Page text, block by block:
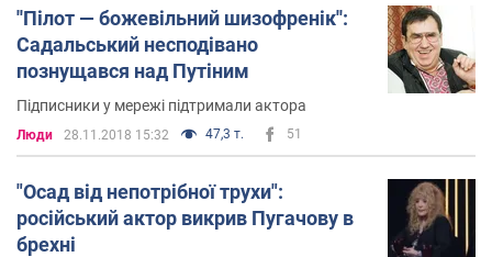
''Пілот — божевільний шизофренік'':
Садальський несподівано
познущався над Путіним
Підписники у мережі підтримали актора
Люди 28.11.2018 15:32 47,3 т. 51
"Осад від непотрібної трухи":
російський актор викрив Пугачову в
брехні